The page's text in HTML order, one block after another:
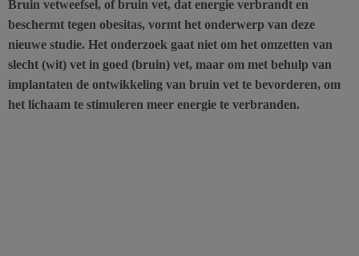
Bruin vetweefsel, of bruin vet, dat energie verbrandt en
beschermt tegen obesitas, vormt het onderwerp van deze
nieuwe studie. Het onderzoek gaat niet om het omzetten van
slecht (wit) vet in goed (bruin) vet, maar om met behulp van
implantaten de ontwikkeling van bruin vet te bevorderen, om
het lichaam te stimuleren meer energie te verbranden.